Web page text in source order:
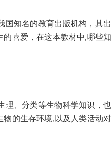
知名的教育出版机构，其出
喜爱，在这本教材中,哪些知
、分类等生物科学知识，也
的生存环境,以及人类活动对